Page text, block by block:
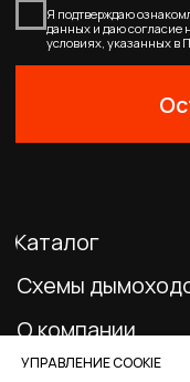
УПРАВЛЕНИЕ COOKIE